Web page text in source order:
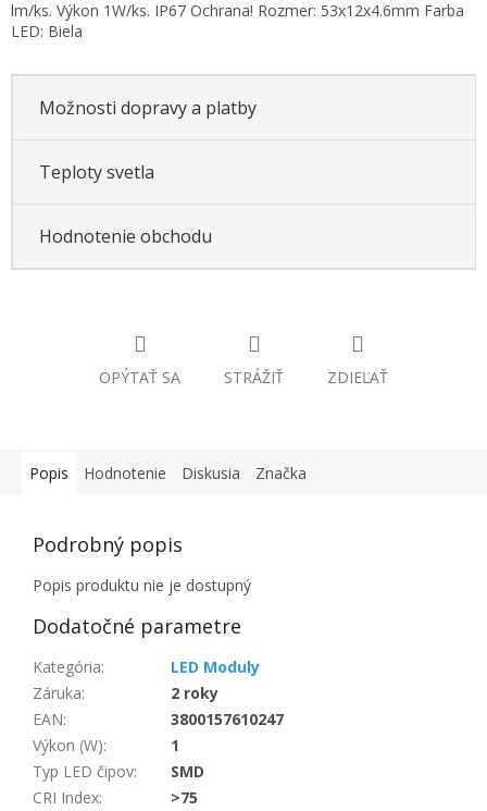
lm/ks. Výkon 1W/ks. IP67 Ochrana! Rozmer: 53x12x4.6mm Farba
LED: Biela
Možnosti dopravy a platby
Teploty svetla
Hodnotenie obchodu
OPÝTAŤ SA STRÁŽIŤ ZDIEĽAŤ
Popis Hodnotenie Diskusia Značka
Podrobný popis
Popis produktu nie je dostupný
Dodatočné parametre
Kategória:
LED Moduly
Záruka:
2 roky
EAN:
3800157610247
Výkon (W):
1
Typ LED čipov:
SMD
CRI Index:
>75